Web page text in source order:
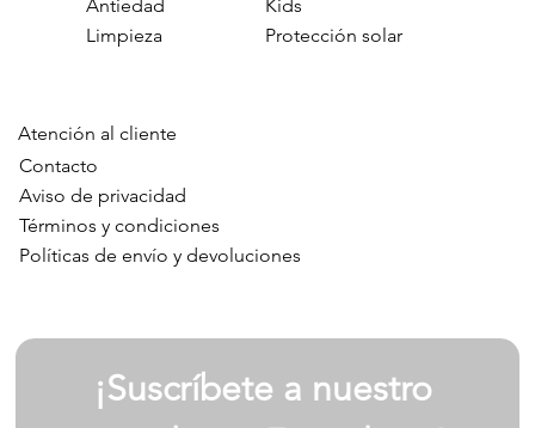
Antiedad
Kids
Limpieza
Protección solar
Atención al cliente
Contacto
Aviso de privacidad
Términos y condiciones
Políticas de envío y devoluciones
¡Suscríbete a nuestro